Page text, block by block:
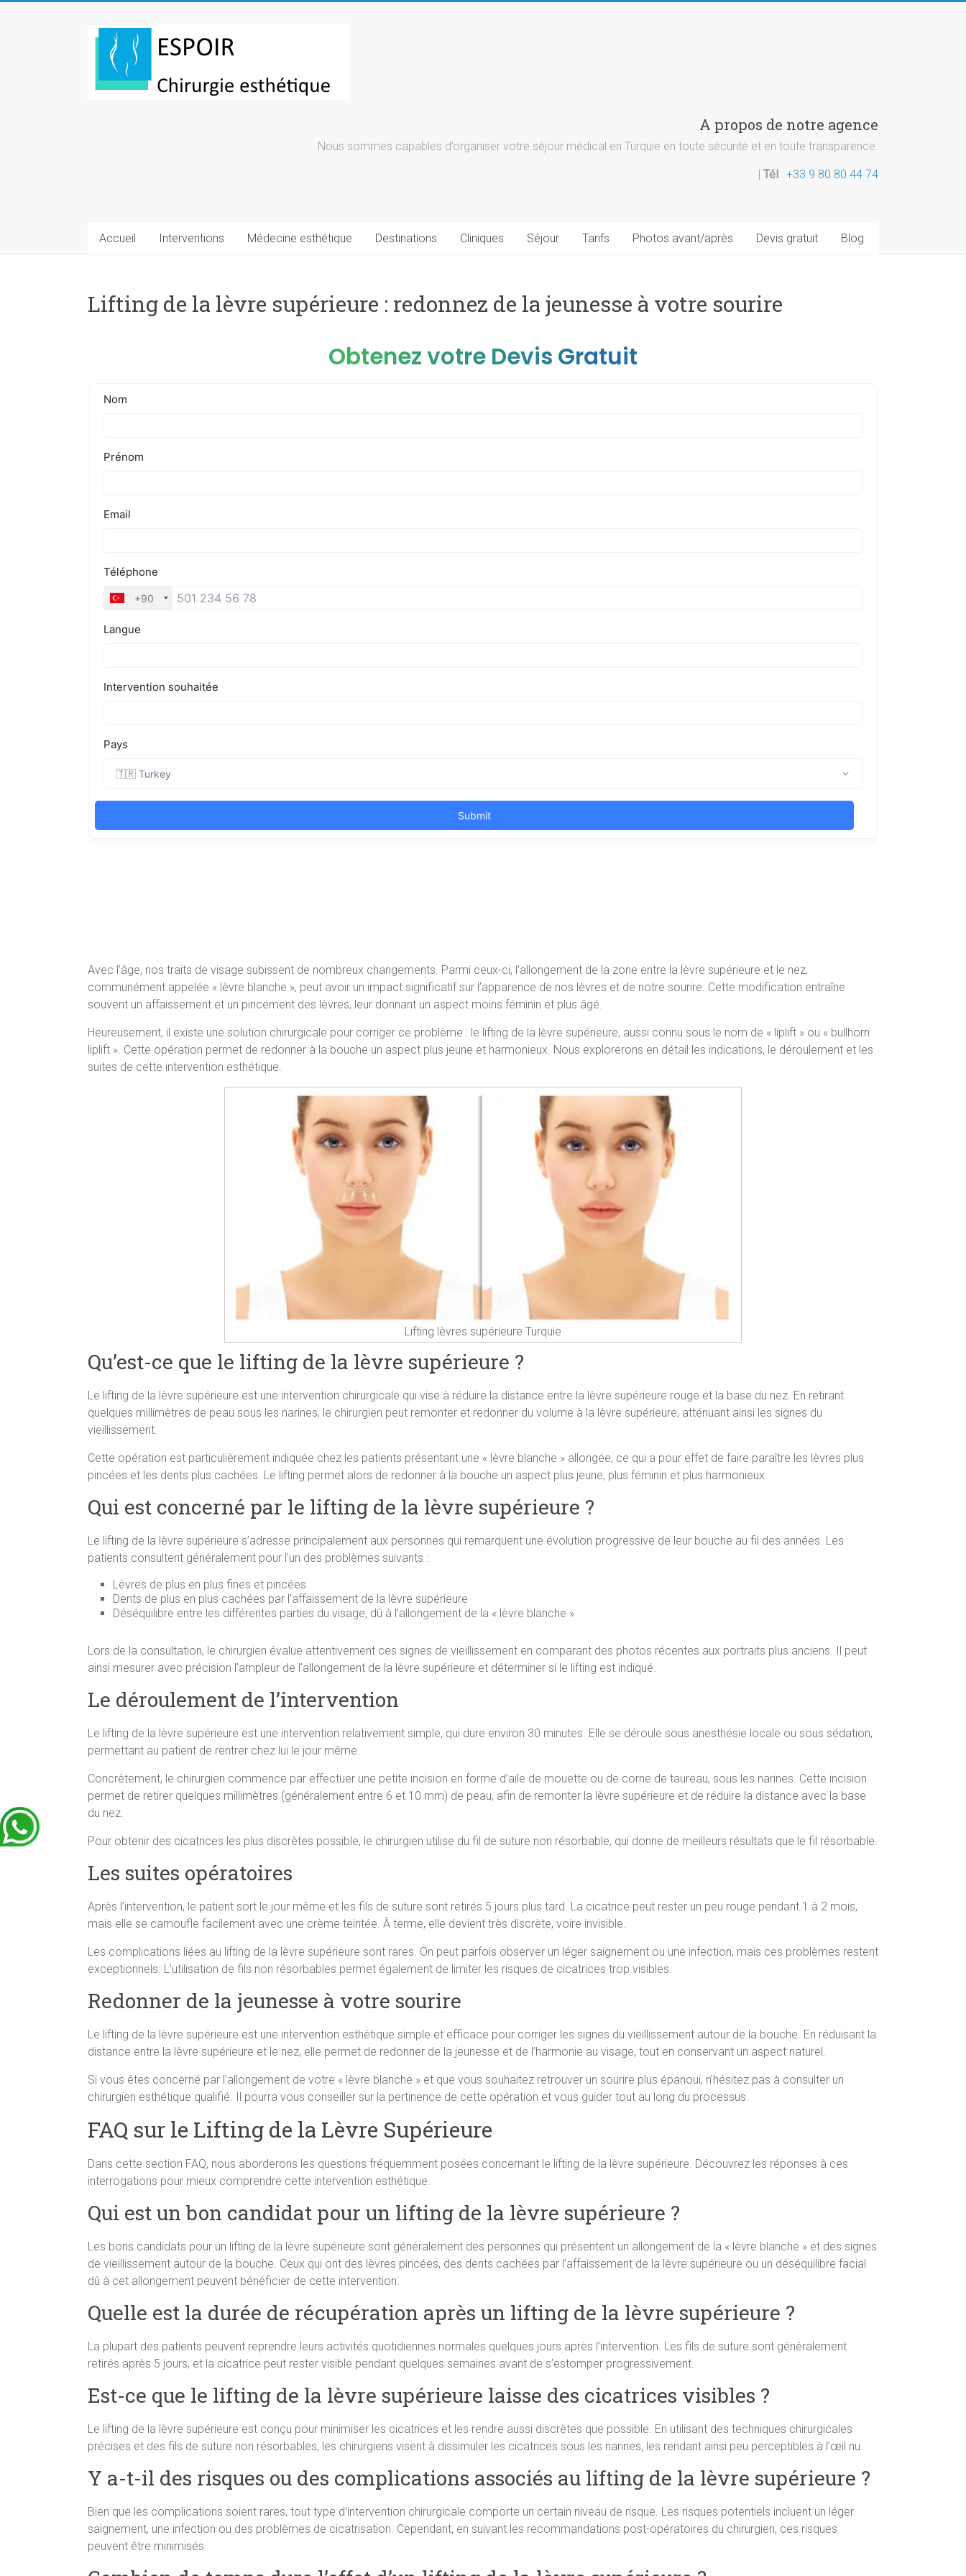
Chirurgie
esthetique
Turquie
A propos de notre agence
Nous sommes capables d’organiser votre séjour médical en Turquie en toute sécurité et en toute transparence.
| Tél : +33 9 80 80 44 74
Accueil Interventions Médecine esthétique Destinations Cliniques Séjour Tarifs Photos avant/après Devis gratuit Blog
Lifting de la lèvre supérieure : redonnez de la jeunesse à votre sourire
Obtenez votre Devis Gratuit
Avec l’âge, nos traits de visage subissent de nombreux changements. Parmi ceux-ci, l’allongement de la zone entre la lèvre supérieure et le nez,
communément appelée « lèvre blanche », peut avoir un impact significatif sur l’apparence de nos lèvres et de notre sourire. Cette modification entraîne
souvent un affaissement et un pincement des lèvres, leur donnant un aspect moins féminin et plus âgé.
Heureusement, il existe une solution chirurgicale pour corriger ce problème : le lifting de la lèvre supérieure, aussi connu sous le nom de « liplift » ou « bullhorn
liplift ». Cette opération permet de redonner à la bouche un aspect plus jeune et harmonieux. Nous explorerons en détail les indications, le déroulement et les
suites de cette intervention esthétique.
Lifting lèvres supérieure Turquie
Qu’est-ce que le lifting de la lèvre supérieure ?
Le lifting de la lèvre supérieure est une intervention chirurgicale qui vise à réduire la distance entre la lèvre supérieure rouge et la base du nez. En retirant
quelques millimètres de peau sous les narines, le chirurgien peut remonter et redonner du volume à la lèvre supérieure, atténuant ainsi les signes du
vieillissement.
Cette opération est particulièrement indiquée chez les patients présentant une « lèvre blanche » allongée, ce qui a pour effet de faire paraître les lèvres plus
pincées et les dents plus cachées. Le lifting permet alors de redonner à la bouche un aspect plus jeune, plus féminin et plus harmonieux.
Qui est concerné par le lifting de la lèvre supérieure ?
Le lifting de la lèvre supérieure s’adresse principalement aux personnes qui remarquent une évolution progressive de leur bouche au fil des années. Les
patients consultent généralement pour l’un des problèmes suivants :
Lèvres de plus en plus fines et pincées
Dents de plus en plus cachées par l’affaissement de la lèvre supérieure
Déséquilibre entre les différentes parties du visage, dû à l’allongement de la « lèvre blanche »
Lors de la consultation, le chirurgien évalue attentivement ces signes de vieillissement en comparant des photos récentes aux portraits plus anciens. Il peut
ainsi mesurer avec précision l’ampleur de l’allongement de la lèvre supérieure et déterminer si le lifting est indiqué.
Le déroulement de l’intervention
Le lifting de la lèvre supérieure est une intervention relativement simple, qui dure environ 30 minutes. Elle se déroule sous anesthésie locale ou sous sédation,
permettant au patient de rentrer chez lui le jour même.
Concrètement, le chirurgien commence par effectuer une petite incision en forme d’aile de mouette ou de corne de taureau, sous les narines. Cette incision
permet de retirer quelques millimètres (généralement entre 6 et 10 mm) de peau, afin de remonter la lèvre supérieure et de réduire la distance avec la base
du nez.
Pour obtenir des cicatrices les plus discrètes possible, le chirurgien utilise du fil de suture non résorbable, qui donne de meilleurs résultats que le fil résorbable.
Les suites opératoires
Après l’intervention, le patient sort le jour même et les fils de suture sont retirés 5 jours plus tard. La cicatrice peut rester un peu rouge pendant 1 à 2 mois,
mais elle se camoufle facilement avec une crème teintée. À terme, elle devient très discrète, voire invisible.
Les complications liées au lifting de la lèvre supérieure sont rares. On peut parfois observer un léger saignement ou une infection, mais ces problèmes restent
exceptionnels. L’utilisation de fils non résorbables permet également de limiter les risques de cicatrices trop visibles.
Redonner de la jeunesse à votre sourire
Le lifting de la lèvre supérieure est une intervention esthétique simple et efficace pour corriger les signes du vieillissement autour de la bouche. En réduisant la
distance entre la lèvre supérieure et le nez, elle permet de redonner de la jeunesse et de l’harmonie au visage, tout en conservant un aspect naturel.
Si vous êtes concerné par l’allongement de votre « lèvre blanche » et que vous souhaitez retrouver un sourire plus épanoui, n’hésitez pas à consulter un
chirurgien esthétique qualifié. Il pourra vous conseiller sur la pertinence de cette opération et vous guider tout au long du processus.
FAQ sur le Lifting de la Lèvre Supérieure
Dans cette section FAQ, nous aborderons les questions fréquemment posées concernant le lifting de la lèvre supérieure. Découvrez les réponses à ces
interrogations pour mieux comprendre cette intervention esthétique.
Qui est un bon candidat pour un lifting de la lèvre supérieure ?
Les bons candidats pour un lifting de la lèvre supérieure sont généralement des personnes qui présentent un allongement de la « lèvre blanche » et des signes
de vieillissement autour de la bouche. Ceux qui ont des lèvres pincées, des dents cachées par l’affaissement de la lèvre supérieure ou un déséquilibre facial
dû à cet allongement peuvent bénéficier de cette intervention.
Quelle est la durée de récupération après un lifting de la lèvre supérieure ?
La plupart des patients peuvent reprendre leurs activités quotidiennes normales quelques jours après l’intervention. Les fils de suture sont généralement
retirés après 5 jours, et la cicatrice peut rester visible pendant quelques semaines avant de s’estomper progressivement.
Est-ce que le lifting de la lèvre supérieure laisse des cicatrices visibles ?
Le lifting de la lèvre supérieure est conçu pour minimiser les cicatrices et les rendre aussi discrètes que possible. En utilisant des techniques chirurgicales
précises et des fils de suture non résorbables, les chirurgiens visent à dissimuler les cicatrices sous les narines, les rendant ainsi peu perceptibles à l’œil nu.
Y a-t-il des risques ou des complications associés au lifting de la lèvre supérieure ?
Bien que les complications soient rares, tout type d’intervention chirurgicale comporte un certain niveau de risque. Les risques potentiels incluent un léger
saignement, une infection ou des problèmes de cicatrisation. Cependant, en suivant les recommandations post-opératoires du chirurgien, ces risques
peuvent être minimisés.